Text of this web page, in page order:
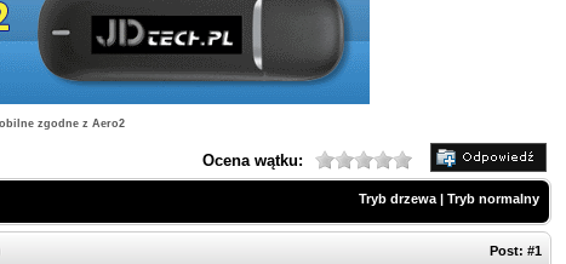
zgodne z Aero2
Ocena wątku:
Tryb drzewa | Tryb normalny
Post: #1